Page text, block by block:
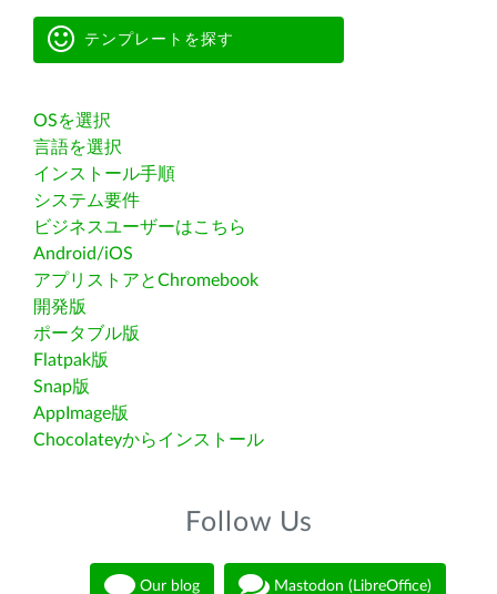
テンプレートを探す
OSを選択
言語を選択
インストール手順
システム要件
ビジネスユーザーはこちら
Android/iOS
アプリストアとChromebook
開発版
ポータブル版
Flatpak版
Snap版
AppImage版
Chocolateyからインストール
Follow Us
Our blog Mastodon (LibreOffice)